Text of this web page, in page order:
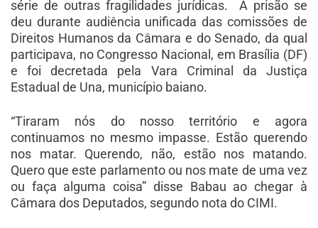
série de outras fragilidades jurídicas. A prisão se
deu durante audiência unificada das comissões de
Direitos Humanos da Câmara e do Senado, da qual
participava, no Congresso Nacional, em Brasília (DF)
e foi decretada pela Vara Criminal da Justiça
Estadual de Una, município baiano.
“Tiraram nós do nosso território e agora
continuamos no mesmo impasse. Estão querendo
nos matar. Querendo, não, estão nos matando.
Quero que este parlamento ou nos mate de uma vez
ou faça alguma coisa” disse Babau ao chegar à
Câmara dos Deputados, segundo nota do CIMI.